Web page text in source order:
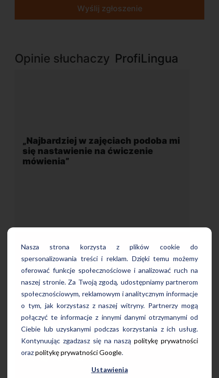
Nasza strona korzysta z plików cookie do
spersonalizowania treści i reklam. Dzięki temu możemy
oferować funkcje społecznościowe i analizować ruch na
naszej stronie. Za Twoją zgodą, udostępniamy partnerom
społecznościowym, reklamowym i analitycznym informacje
o tym, jak korzystasz z naszej witryny. Partnerzy mogą
połączyć te informacje z innymi danymi otrzymanymi od
Ciebie lub uzyskanymi podczas korzystania z ich usług.
Kontynuując zgadzasz się na nasząpolitykę prywatności
orazpolitykę prywatności Google.
Ustawienia
Wyślij zgłoszenie
Opinie słuchaczy ProfiLingua
podoba mi
mówienia.
naturalny
co
w obcym
„Wygodna, nowoczesna
położona w dogodnej
Uczę się w tej szkole od 4 lat i
bardzo zadowolona. Zajęcia z
wygodna, nowoczesna szkoła
w dogodnej lokalizacji, bo tuż przy
wyjściu z metra, mili pracownicy,
bardzo konkurencyjna cena kursu i
najlepsza Pani manager, która służy
pomocą w każdej chwili! Polecam!